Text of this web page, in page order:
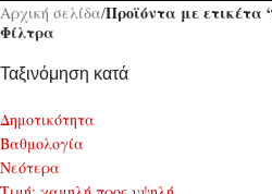
Αρχική σελίδα/Προϊόντα με ετικέτα
Φίλτρα
Ταξινόμηση κατά
Δημοτικότητα
Bαθμολογία
Νεότερα